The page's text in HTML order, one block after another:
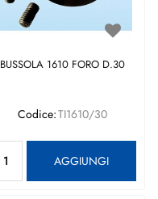
BUSSOLA 1610 FORO D.30
Codice:TI1610/30
AGGIUNGI